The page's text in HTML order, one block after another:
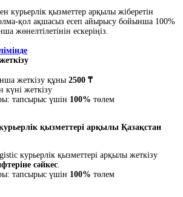
курьерлік қызметтер арқылы жіберетін
қол ақшасыз есеп айырысу бойынша 100%
жөнелтілетінін ескеріңіз.
жеткізу құны 2500 ₸
күні жеткізу
тапсырыс үшін 100% төлем
қызметтері арқылы Қазақстан
курьерлік қызметтері арқылы жеткізу
сәйкес.
тапсырыс үшін 100% төлем